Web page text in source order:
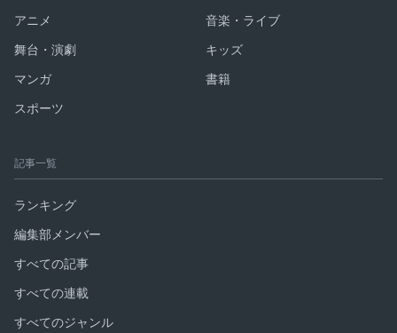
アニメ
音楽・ライブ
舞台・演劇
キッズ
マンガ
書籍
スポーツ
記事一覧
ランキング
編集部メンバー
すべての記事
すべての連載
すべてのジャンル